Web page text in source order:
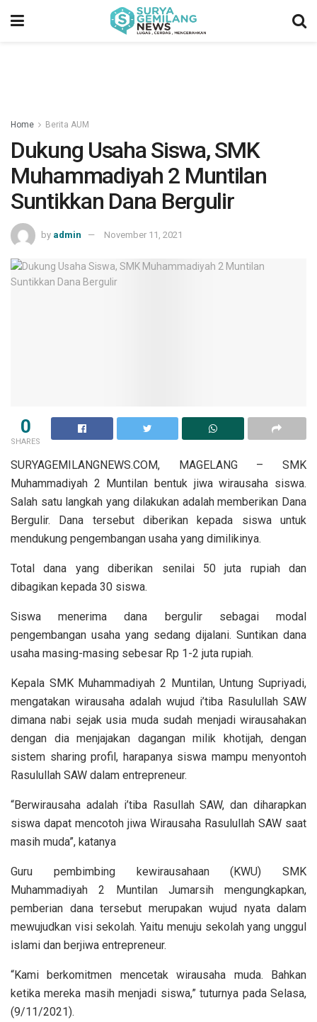
Home Berita AUM
Dukung Usaha Siswa, SMK
Muhammadiyah 2 Muntilan
Suntikkan Dana Bergulir
by admin November 11, 2021
0
SHARES
SURYAGEMILANGNEWS.COM, MAGELANG – SMK
Muhammadiyah 2 Muntilan bentuk jiwa wirausaha siswa.
Salah satu langkah yang dilakukan adalah memberikan Dana
Bergulir. Dana tersebut diberikan kepada siswa untuk
mendukung pengembangan usaha yang dimilikinya.
Total dana yang diberikan senilai 50 juta rupiah dan
dibagikan kepada 30 siswa.
Siswa menerima dana bergulir sebagai modal
pengembangan usaha yang sedang dijalani. Suntikan dana
usaha masing-masing sebesar Rp 1-2 juta rupiah.
Kepala SMK Muhammadiyah 2 Muntilan, Untung Supriyadi,
mengatakan wirausaha adalah wujud i’tiba Rasulullah SAW
dimana nabi sejak usia muda sudah menjadi wirausahakan
dengan dia menjajakan dagangan milik khotijah, dengan
sistem sharing profil, harapanya siswa mampu menyontoh
Rasulullah SAW dalam entrepreneur.
“Berwirausaha adalah i’tiba Rasullah SAW, dan diharapkan
siswa dapat mencotoh jiwa Wirausaha Rasulullah SAW saat
masih muda”, katanya
Guru pembimbing kewirausahaan (KWU) SMK
Muhammadiyah 2 Muntilan Jumarsih mengungkapkan,
pemberian dana tersebut merupakan wujud nyata dalam
mewujudkan visi sekolah. Yaitu menuju sekolah yang unggul
islami dan berjiwa entrepreneur.
“Kami berkomitmen mencetak wirausaha muda. Bahkan
ketika mereka masih menjadi siswa,” tuturnya pada Selasa,
(9/11/2021).